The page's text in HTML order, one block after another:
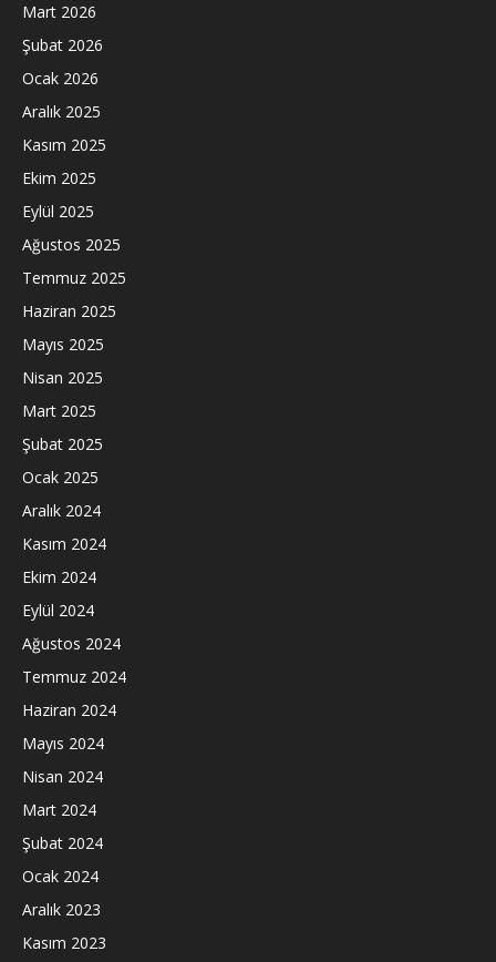
Mart 2026
Şubat 2026
Ocak 2026
Aralık 2025
Kasım 2025
Ekim 2025
Eylül 2025
Ağustos 2025
Temmuz 2025
Haziran 2025
Mayıs 2025
Nisan 2025
Mart 2025
Şubat 2025
Ocak 2025
Aralık 2024
Kasım 2024
Ekim 2024
Eylül 2024
Ağustos 2024
Temmuz 2024
Haziran 2024
Mayıs 2024
Nisan 2024
Mart 2024
Şubat 2024
Ocak 2024
Aralık 2023
Kasım 2023